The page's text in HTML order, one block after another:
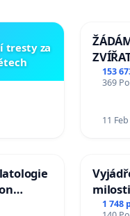
tresty za
153
369
11
1 748